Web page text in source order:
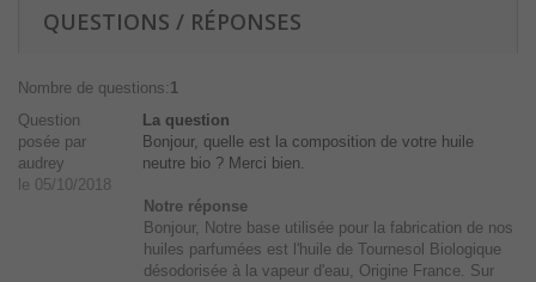
QUESTIONS / RÉPONSES
Nombre de questions: 1
Question
posée par
audrey
le 05/10/2018
La question
Bonjour, quelle est la composition de votre huile
neutre bio ? Merci bien.
Notre réponse
Bonjour, Notre base utilisée pour la fabrication de nos
huiles parfumées est l'huile de Tournesol Biologique
désodorisée à la vapeur d'eau, Origine France. Sur